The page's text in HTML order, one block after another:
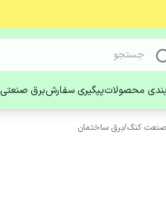
محصولاتپیگیری سفارشبرق صنعتی
کنگ/برق ساختمان